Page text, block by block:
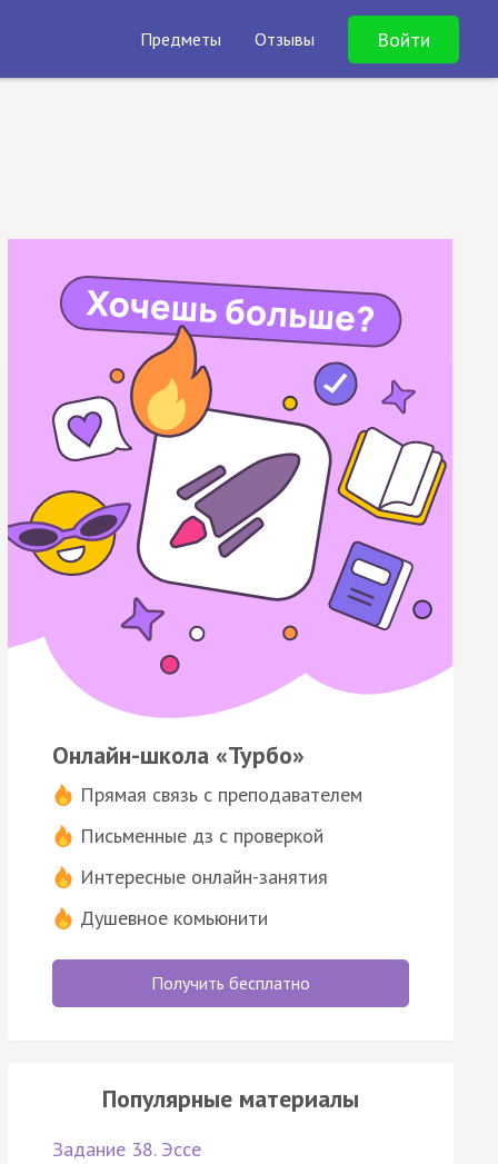
Предметы Отзывы Войти
Онлайн-школа «Турбо»
Прямая связь с преподавателем
Письменные дз с проверкой
Интересные онлайн-занятия
Душевное комьюнити
Получить бесплатно
Популярные материалы
Задание 38. Эссе